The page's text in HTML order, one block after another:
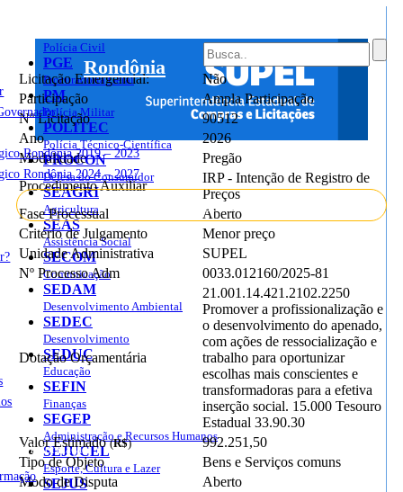
Rondônia
Rondônia 2019 – 2023
Rondônia 2024 – 2027
à Informação
Polícia Civil
PGE
Procuradoria Geral
PM
Polícia Militar
POLITEC
Polícia Técnico-Científica
PROCON
Defesa do Consumidor
SEAGRI
Agricultura
SEAS
Assistência Social
SECOM
Comunicação
SEDAM
Desenvolvimento Ambiental
SEDEC
Desenvolvimento
SEDUC
Educação
SEFIN
Finanças
SEGEP
Administração e Recursos Humanos
SEJUCEL
Esporte, Cultura e Lazer
SEJUS
Licitação Emergencial:
Não
Participação
Ampla Participação
Nº Licitação
90512
Ano
2026
Modalidade
Pregão
Procedimento Auxiliar
IRP - Intenção de Registro de
Preços
Fase Processual
Aberto
Critério de Julgamento
Menor preço
Unidade Administrativa
SUPEL
Nº Processo Adm
0033.012160/2025-81
Dotação Orçamentária
21.001.14.421.2102.2250
Promover a profissionalização e
o desenvolvimento do apenado,
com ações de ressocialização e
trabalho para oportunizar
escolhas mais conscientes e
transformadoras para a efetiva
inserção social. 15.000 Tesouro
Estadual 33.90.30
Valor Estimado(R$)
992.251,50
Tipo de Objeto
Bens e Serviços comuns
Modo de Disputa
Aberto